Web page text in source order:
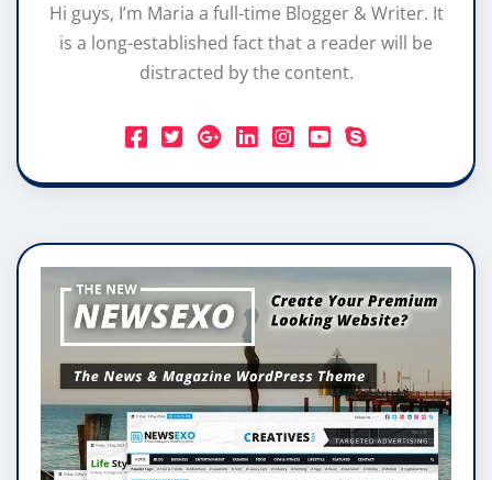
Hi guys, I’m Maria a full-time Blogger & Writer. It
is a long-established fact that a reader will be
distracted by the content.